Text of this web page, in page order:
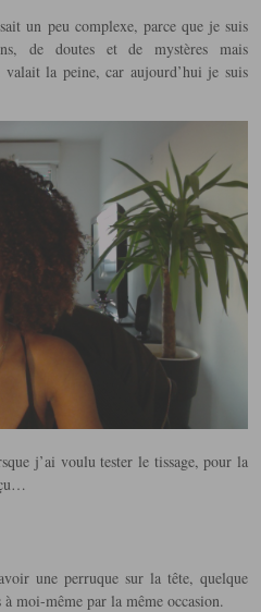
un peu complexe, parce que je suis
de doutes et de mystères mais
la peine, car aujourd’hui je suis
j’ai voulu tester le tissage, pour la
une perruque sur la tête, quelque
moi-même par la même occasion.